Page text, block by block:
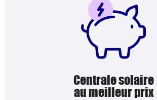
Centrale solaire
au meilleur prix